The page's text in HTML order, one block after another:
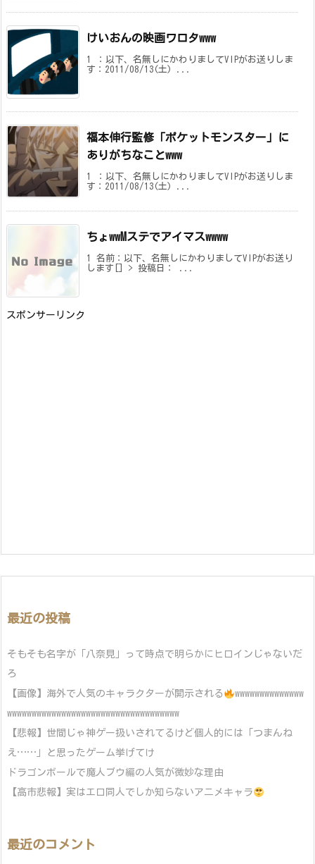
けいおんの映画ワロタwww
1 ：以下、名無しにかわりましてVIPがお送りしま
す：2011/08/13(土) ...
福本伸行監修「ポケットモンスター」に
ありがちなことwww
1 ：以下、名無しにかわりましてVIPがお送りしま
す：2011/08/13(土) ...
ちょwwMステでアイマスwwww
1 名前：以下、名無しにかわりましてVIPがお送り
します[] > 投稿日： ...
スポンサーリンク
最近の投稿
そもそも名字が「八奈見」って時点で明らかにヒロインじゃないだ
ろ
【画像】海外で人気のキャラクターが開示される
wwwwwwwwwwwwww
wwwwwwwwwwwwwwwwwwwwwwwwwwwwwwwwwww
【悲報】世間じゃ神ゲー扱いされてるけど個人的には「つまんね
え……」と思ったゲーム挙げてけ
ドラゴンボールで魔人ブウ編の人気が微妙な理由
【高市悲報】実はエロ同人でしか知らないアニメキャラ
最近のコメント